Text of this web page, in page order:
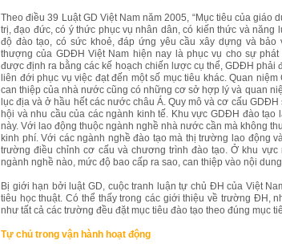
Theo điều 39 Luật GD Việt Nam năm 2005, “Mục tiêu của
trị, đạo đức, có ý thức phục vụ nhân dân, có kiến thức và
độ đào tạo, có sức khoẻ, đáp ứng yêu cầu xây dựng và bảo
thượng của GDĐH Việt Nam hiện nay là phục vụ cho sự
được định ra bằng các kế hoạch chiến lược cụ thể, GDĐH phải
liên đới phục vụ việc đạt đến một số mục tiêu khác. Quan
can thiệp của nhà nước cũng có những cơ sở hợp lý và quan
lục địa và ở hầu hết các nước châu Á. Quy mô và cơ cấu
hội và nhu cầu của các ngành kinh tế. Khu vực GDĐH đào tạo
này. Với lao động thuộc ngành nghề nhà nước cần mà không
kinh phí. Với các ngành nghề đào tạo mà thị trường lao động
trường điều chỉnh cơ cấu và chương trình đào tạo. Ở khu
ngành nghề nào, mức độ bao cấp ra sao, can thiệp vào nội
Bị giới hạn bởi luật GD, cuộc tranh luận tự chủ ĐH của Việt
tiêu học thuật. Có thể thấy trong các giới thiệu về trường ĐH,
như tất cả các trường đều đặt mục tiêu đào tạo theo đúng mục
Tự chủ trong vận hành hoạt động